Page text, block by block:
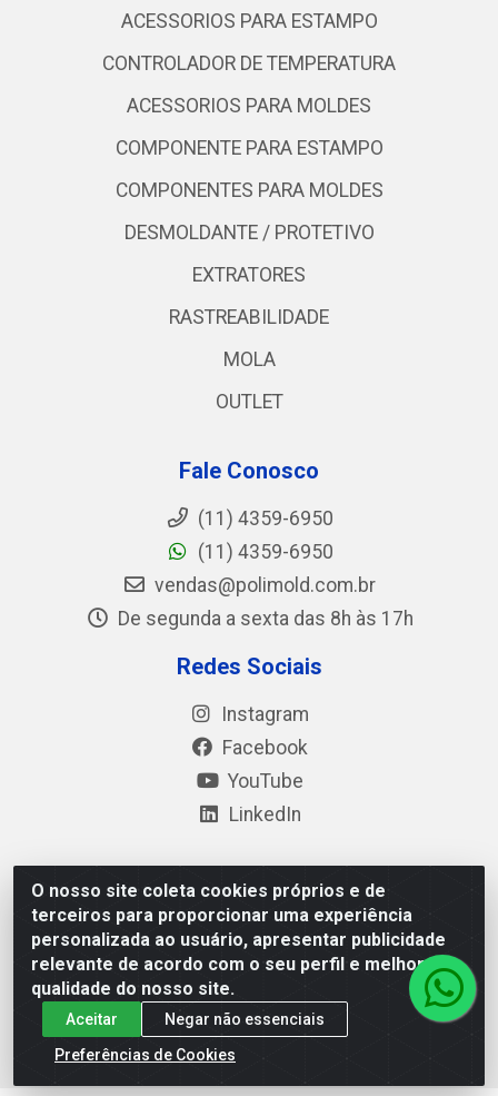
O nosso site coleta cookies próprios e de
terceiros para proporcionar uma experiência
personalizada ao usuário, apresentar publicidade
relevante de acordo com o seu perfil e melhorar a
qualidade do nosso site.
Aceitar
Negar não essenciais
Preferências de Cookies
ACESSORIOS PARA ESTAMPO
CONTROLADOR DE TEMPERATURA
ACESSORIOS PARA MOLDES
COMPONENTE PARA ESTAMPO
COMPONENTES PARA MOLDES
DESMOLDANTE / PROTETIVO
EXTRATORES
RASTREABILIDADE
MOLA
OUTLET
Fale Conosco
(11) 4359-6950
(11) 4359-6950
vendas@polimold.com.br
De segunda a sexta das 8h às 17h
Redes Sociais
Instagram
Facebook
YouTube
LinkedIn
Polimold Industrial Ltda - Estrada dos Casa, 4585 – São
Bernardo do Campo / SP – CEP: 09.840-000 - CNPJ
44.106.466/0001-41